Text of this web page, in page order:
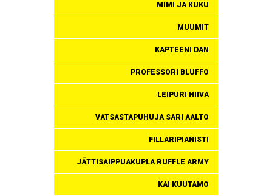
MIMI JA KUKU
MUUMIT
KAPTEENI DAN
PROFESSORI BLUFFO
LEIPURI HIIVA
VATSASTAPUHUJA SARI AALTO
FILLARIPIANISTI
JÄTTISAIPPUAKUPLA RUFFLE ARMY
KAI KUUTAMO